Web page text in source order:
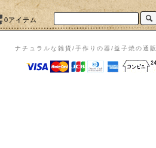
0アイテム
ナチュラルな雑貨/手作りの器/益子焼の通販